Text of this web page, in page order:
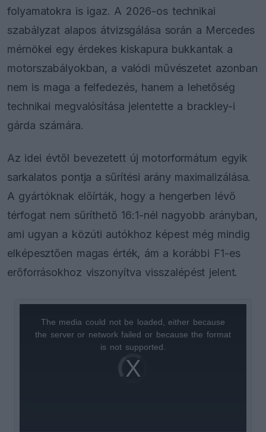
folyamatokra is igaz. A 2026-os technikai
szabályzat alapos átvizsgálása során a Mercedes
mérnökei egy érdekes kiskapura bukkantak a
motorszabályokban, a valódi művészetet azonban
nem is maga a felfedezés, hanem a lehetőség
technikai megvalósítása jelentette a brackley-i
gárda számára.
Az idei évtől bevezetett új motorformátum egyik
sarkalatos pontja a sűrítési arány maximalizálása.
A gyártóknak előírták, hogy a hengerben lévő
térfogat nem sűríthető 16:1-nél nagyobb arányban,
ami ugyan a közúti autókhoz képest még mindig
elképesztően magas érték, ám a korábbi F1-es
erőforrásokhoz viszonyítva visszalépést jelent.
Video
Player
loading.
The media could not be loaded, either because
the server or network failed or because the format
is not supported.